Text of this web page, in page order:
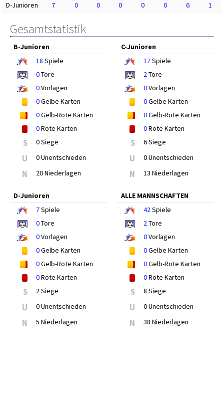
D-Junioren
7 0 0 0 0 0 6 1
Gesamtstatistik
B-Junioren
18 Spiele
0Tore
0Vorlagen
0Gelbe Karten
0Gelb-Rote Karten
0Rote Karten
S 0 Siege
U 0 Unentschieden
N 20 Niederlagen
C-Junioren
17Spiele
2Tore
0Vorlagen
0Gelbe Karten
0Gelb-Rote Karten
0Rote Karten
S 6 Siege
U 0 Unentschieden
N 13 Niederlagen
D-Junioren
7Spiele
0Tore
0Vorlagen
0Gelbe Karten
0Gelb-Rote Karten
0Rote Karten
S 2 Siege
U 0 Unentschieden
N 5 Niederlagen
ALLE MANNSCHAFTEN
42Spiele
2Tore
0Vorlagen
0Gelbe Karten
0Gelb-Rote Karten
0Rote Karten
S 8 Siege
U 0 Unentschieden
N 38 Niederlagen